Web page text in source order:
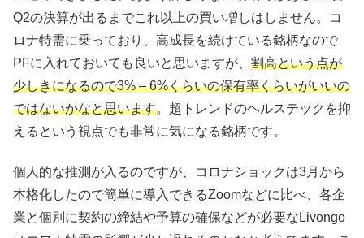
Q2の決算が出るまでこれ以上の買い増しはしません。コ
ロナ特需に乗っており、高成長を続けている銘柄なので
PFに入れておいても良いと思いますが、 割高という点が
少しきになるので3% – 6%くらいの保有率くらいがいいの
ではないかなと思います。超トレンドのヘルステックを抑
えるという視点でも非常に気になる銘柄です。
個人的な推測が入るのですが、コロナショックは3月から
本格化したので簡単に導入できるZoomなどに比べ、各企
業と個別に契約の締結や予算の確保などが必要なLivongo